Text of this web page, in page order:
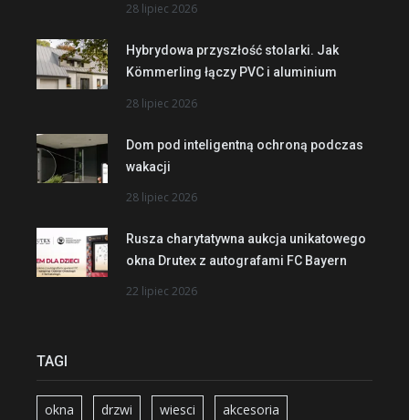
28 lipiec 2026
Hybrydowa przyszłość stolarki. Jak
Kömmerling łączy PVC i aluminium
28 lipiec 2026
Dom pod inteligentną ochroną podczas
wakacji
28 lipiec 2026
Rusza charytatywna aukcja unikatowego
okna Drutex z autografami FC Bayern
22 lipiec 2026
TAGI
okna drzwi wiesci akcesoria